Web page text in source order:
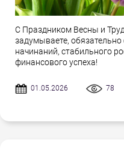
С Праздником Весны и
задумываете,
начинаний, стабильного
финансового успеха!
01.05.2026 78